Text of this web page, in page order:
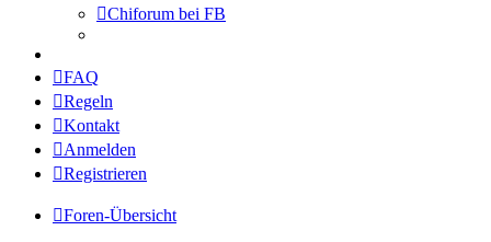
Chiforum bei FB
FAQ
Regeln
Kontakt
Anmelden
Registrieren
Foren-Übersicht